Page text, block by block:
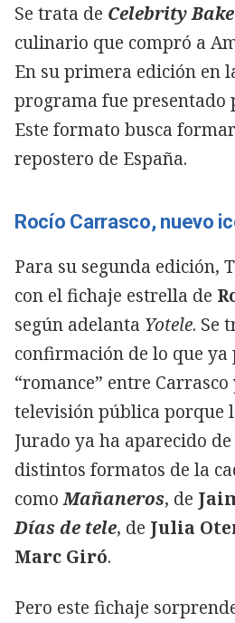
Se trata de Celebrity
culinario que compró a
En su primera edición en
programa fue presentado
Este formato busca
repostero de España.
Rocío Carrasco, nuevo
Para su segunda edición,
con el fichaje estrella de
según adelanta Yotele. Se
confirmación de lo que ya
“romance” entre Carrasco
televisión pública porque
Jurado ya ha aparecido
distintos formatos de la
comoMañaneros, de
Días de tele, de Julia
Marc Giró.
Pero este fichaje